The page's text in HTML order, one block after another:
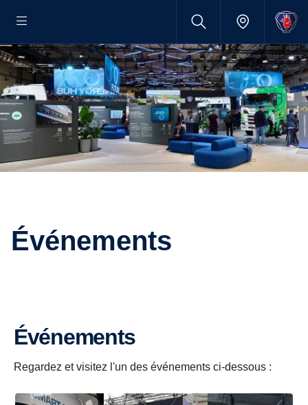
événements
événements
Regardez et visitez l'un des événements ci-dessous :